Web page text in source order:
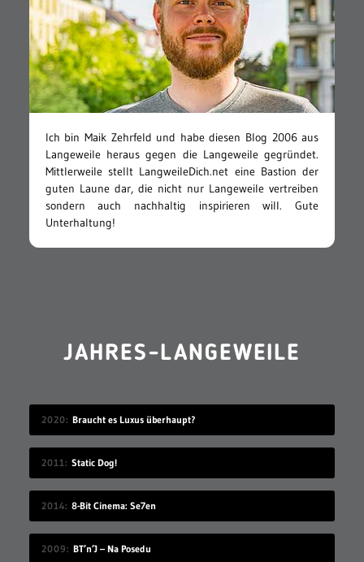
Ich bin Maik Zehrfeld und habe diesen Blog 2006 aus
Langeweile heraus gegen die Langeweile gegründet.
Mittlerweile stellt LangweileDich.net eine Bastion der
guten Laune dar, die nicht nur Langeweile vertreiben
sondern auch nachhaltig inspirieren will. Gute
Unterhaltung!
JAHRES-LANGEWEILE
2020 Braucht es Luxus überhaupt?
2011 Static Dog!
2014 8-Bit Cinema: Se7en
2009 BT’n’J – Na Posedu